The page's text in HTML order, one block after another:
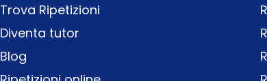
Trova Ripetizioni
Diventa tutor
Blog